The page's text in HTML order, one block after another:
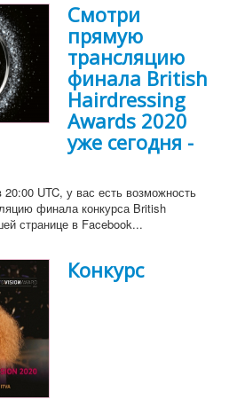
Смотри
прямую
трансляцию
финала British
Hairdressing
Awards 2020
уже сегодня -
UTC, у вас есть возможность
финала конкурса British
странице в Facebook...
Конкурс